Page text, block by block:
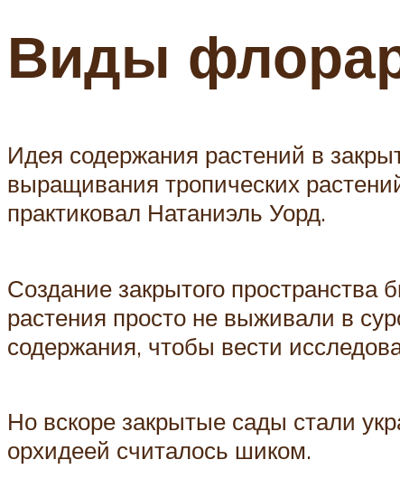
Виды
Идея содержания растений в
выращивания тропических
практиковал Натаниэль Уорд.
Создание закрытого
растения просто не выживали в
содержания, чтобы вести
Но вскоре закрытые сады стали
орхидеей считалось шиком.